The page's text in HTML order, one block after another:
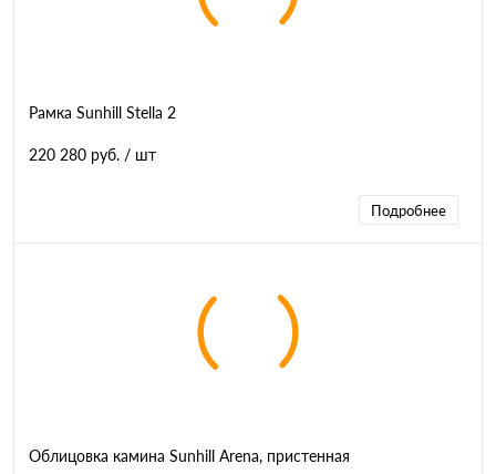
Рамка Sunhill Stella 2
220 280 руб. / шт
Подробнее
Облицовка камина Sunhill Arena, пристенная